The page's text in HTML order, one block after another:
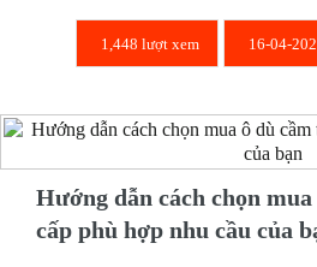
1,448 lượt xem 16-04-
Hướng dẫn cách chọn
cấp phù hợp nhu cầu của